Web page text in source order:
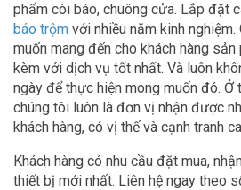
phẩm còi báo, chuông cửa. Lắp đặt
báo trộm với nhiều năm kinh
muốn mang đến cho khách hàng
kèm với dịch vụ tốt nhất. Và luôn
ngày để thực hiện mong muốn đó. Ở
chúng tôi luôn là đơn vị nhận được
khách hàng, có vị thế và cạnh tranh
Khách hàng có nhu cầu đặt mua,
thiết bị mới nhất. Liên hệ ngay theo